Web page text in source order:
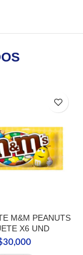
M&M PEANUTS
X6 UND
30,000